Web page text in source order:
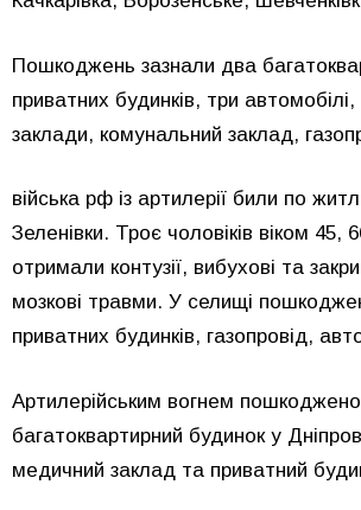
Пошкоджень зазнали два
приватних будинків, три
заклади, комунальний заклад,
війська рф із артилерії били по
Зеленівки. Троє чоловіків віком 45,
отримали контузії, вибухові та
мозкові травми. У селищі
приватних будинків, газопровід,
Артилерійським вогнем пошкоджено
багатоквартирний будинок у
медичний заклад та приватний